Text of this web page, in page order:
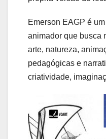
Emerson EAGP é
animador que busca
arte, natureza,
pedagógicas e
criatividade,